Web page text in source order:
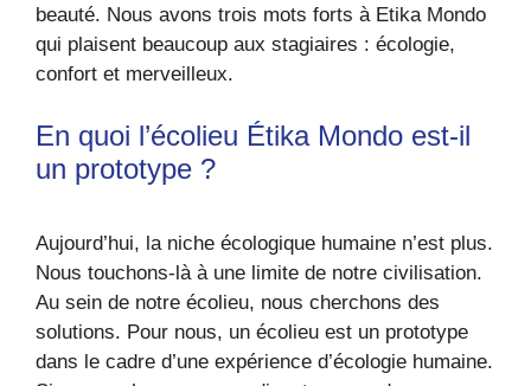
beauté. Nous avons trois mots forts à Etika Mondo
qui plaisent beaucoup aux stagiaires : écologie,
confort et merveilleux.
En quoi l’écolieu Étika Mondo est-il
un prototype ?
Aujourd’hui, la niche écologique humaine n’est plus.
Nous touchons-là à une limite de notre civilisation.
Au sein de notre écolieu, nous cherchons des
solutions. Pour nous, un écolieu est un prototype
dans le cadre d’une expérience d’écologie humaine.